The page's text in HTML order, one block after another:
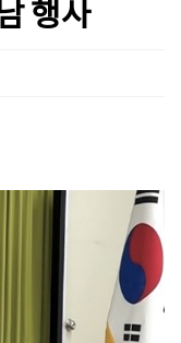
행사